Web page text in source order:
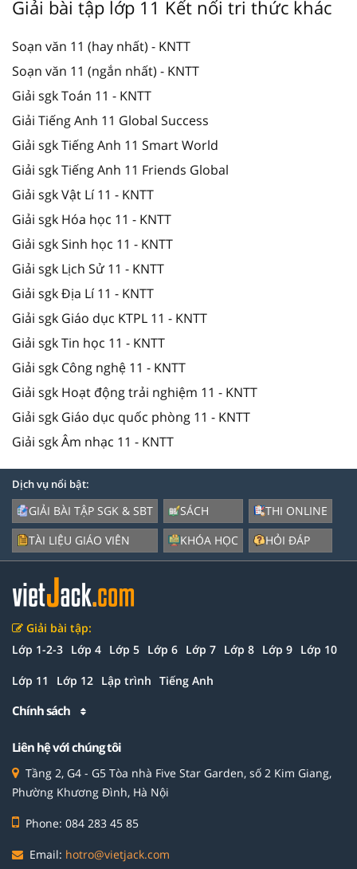
Giải bài tập lớp 11 Kết nối tri thức khác
Soạn văn 11 (hay nhất) - KNTT
Soạn văn 11 (ngắn nhất) - KNTT
Giải sgk Toán 11 - KNTT
Giải Tiếng Anh 11 Global Success
Giải sgk Tiếng Anh 11 Smart World
Giải sgk Tiếng Anh 11 Friends Global
Giải sgk Vật Lí 11 - KNTT
Giải sgk Hóa học 11 - KNTT
Giải sgk Sinh học 11 - KNTT
Giải sgk Lịch Sử 11 - KNTT
Giải sgk Địa Lí 11 - KNTT
Giải sgk Giáo dục KTPL 11 - KNTT
Giải sgk Tin học 11 - KNTT
Giải sgk Công nghệ 11 - KNTT
Giải sgk Hoạt động trải nghiệm 11 - KNTT
Giải sgk Giáo dục quốc phòng 11 - KNTT
Giải sgk Âm nhạc 11 - KNTT
Dịch vụ nổi bật:
GIẢI BÀI TẬP SGK & SBT
TÀI LIỆU GIÁO VIÊN
SÁCH
KHÓA HỌC
THI ONLINE
HỎI ĐÁP
Giải bài tập:
Lớp 1-2-3 Lớp 4 Lớp 5 Lớp 6 Lớp 7 Lớp 8 Lớp 9 Lớp 10
Lớp 11 Lớp 12 Lập trình Tiếng Anh
Chính sách
Liên hệ với chúng tôi
Tầng 2, G4 - G5 Tòa nhà Five Star Garden, số 2 Kim Giang,
Phường Khương Đình, Hà Nội
Phone: 084 283 45 85
Email: hotro@vietjack.com